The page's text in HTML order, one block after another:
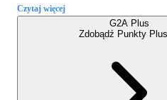
Czytaj więcej
G2A Plus
Zdobądź Punkty